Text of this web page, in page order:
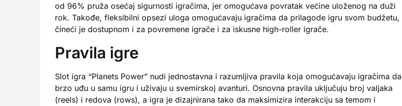
od 96% pruža osećaj sigurnosti igračima, jer omogućava povratak većine uloženog na duži
rok. Takođe, fleksibilni opsezi uloga omogućavaju igračima da prilagode igru svom budžetu,
čineći je dostupnom i za povremene igrače i za iskusne high-roller igrače.
Pravila igre
Slot igra “Planets Power” nudi jednostavna i razumljiva pravila koja omogućavaju igračima da
brzo uđu u samu igru i uživaju u svemirskoj avanturi. Osnovna pravila uključuju broj valjaka
(reels) i redova (rows), a igra je dizajnirana tako da maksimizira interakciju sa temom i